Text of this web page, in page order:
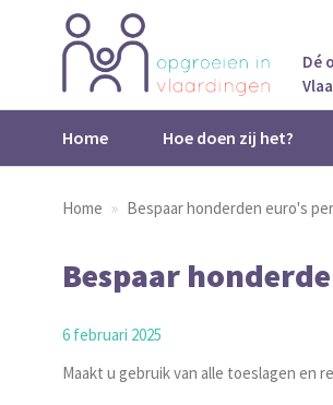
Dé
Home Hoe doen zij het?
Home Bespaar honderden euro's
Bespaar
6 februari 2025
Maakt u gebruik van alle toeslagen en